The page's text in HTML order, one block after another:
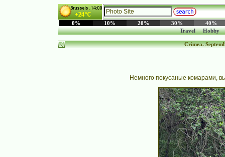
0% 10% 20% 30%
40%
Travel
Hobby
Crimea.
Немного покусаные комарами,